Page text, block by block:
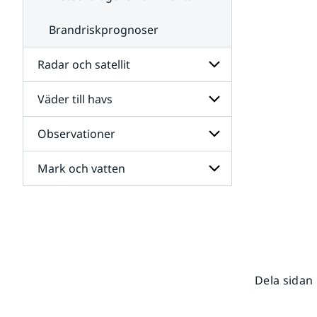
Brandriskprognoser
Radar och satellit
Undersidor
för
Radar
och
satellit
Väder till havs
Undersidor
för
Väder
till
havs
Observationer
Undersidor
för
Mark och vatten
Dela sidan